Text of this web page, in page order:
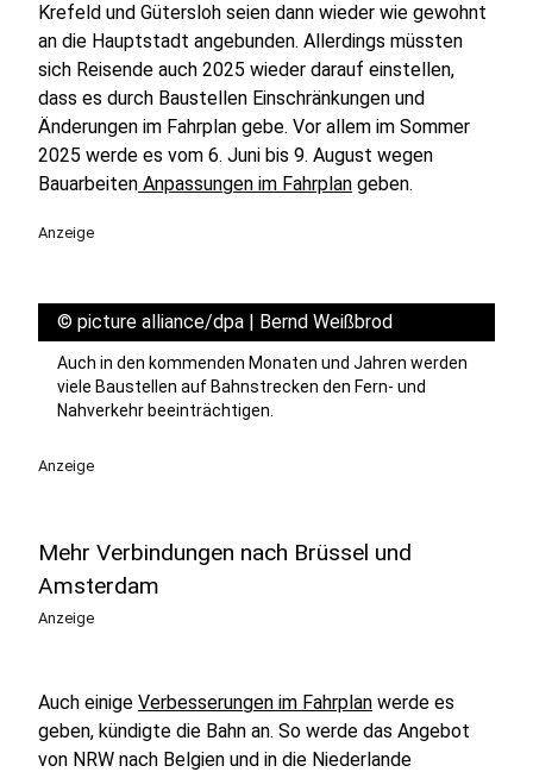
Krefeld und Gütersloh seien dann wieder wie gewohnt
an die Hauptstadt angebunden. Allerdings müssten
sich Reisende auch 2025 wieder darauf einstellen,
dass es durch Baustellen Einschränkungen und
Änderungen im Fahrplan gebe. Vor allem im Sommer
2025 werde es vom 6. Juni bis 9. August wegen
Bauarbeiten Anpassungen im Fahrplan geben.
Anzeige
© picture alliance/dpa | Bernd Weißbrod
Auch in den kommenden Monaten und Jahren werden
viele Baustellen auf Bahnstrecken den Fern- und
Nahverkehr beeinträchtigen.
Anzeige
Mehr Verbindungen nach Brüssel und
Amsterdam
Anzeige
Auch einige Verbesserungen im Fahrplan werde es
geben, kündigte die Bahn an. So werde das Angebot
von NRW nach Belgien und in die Niederlande